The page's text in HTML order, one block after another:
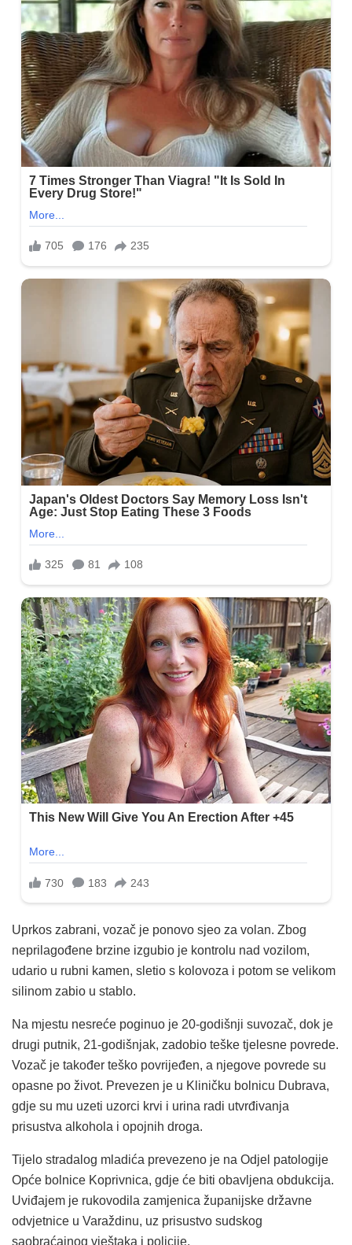
Uprkos zabrani, vozač je ponovo sjeo za volan. Zbog
neprilagođene brzine izgubio je kontrolu nad vozilom,
udario u rubni kamen, sletio s kolovoza i potom se velikom
silinom zabio u stablo.
Na mjestu nesreće poginuo je 20-godišnji suvozač, dok je
drugi putnik, 21-godišnjak, zadobio teške tjelesne povrede.
Vozač je također teško povrijeđen, a njegove povrede su
opasne po život. Prevezen je u Kliničku bolnicu Dubrava,
gdje su mu uzeti uzorci krvi i urina radi utvrđivanja
prisustva alkohola i opojnih droga.
Tijelo stradalog mladića prevezeno je na Odjel patologije
Opće bolnice Koprivnica, gdje će biti obavljena obdukcija.
Uviđajem je rukovodila zamjenica županijske državne
odvjetnice u Varaždinu, uz prisustvo sudskog
saobraćajnog vještaka i policije.